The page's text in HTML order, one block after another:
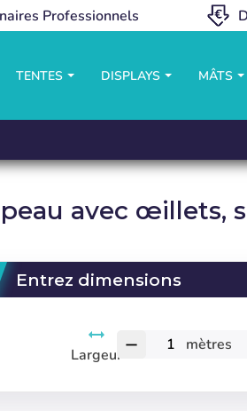
Professionnels
TENTES DISPLAYS MÂTS
avec œillets,
Entrez dimensions
Largeur
mètres
remove